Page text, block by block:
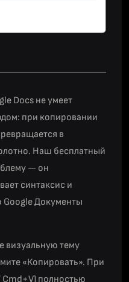
Docs не умеет
при копировании
в
Наш бесплатный
— он
синтаксис и
Google Документы
визуальную тему
«Копировать». При
Cmd+V) полностью